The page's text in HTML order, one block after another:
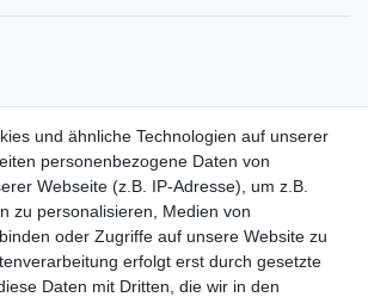
Laufenden ...
und ähnliche Technologien auf unserer
personenbezogene Daten von
Webseite (z.B. IP-Adresse), um z.B.
zu personalisieren, Medien von
oder Zugriffe auf unsere Website zu
erfolgt erst durch gesetzte
Daten mit Dritten, die wir in den